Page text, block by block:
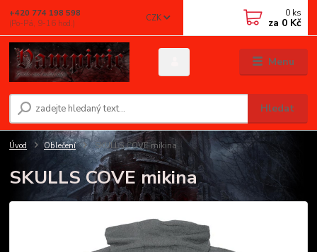
Menu
CZK
Hledat
+420 774 198 598
(Po-Pá, 9-16 hod.)
0 ks
za 0 Kč
Úvod Oblečení SKULLS COVE mikina
SKULLS COVE mikina